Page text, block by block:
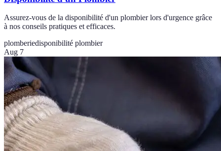
Assurez-vous de la disponibilité d'un plombier lors d'urgence grâce
à nos conseils pratiques et efficaces.
plomberiedisponibilité plombier
Aug 7